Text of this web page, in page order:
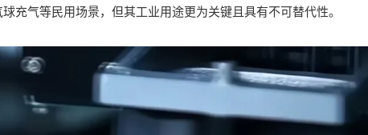
充气等民用场景，但其工业用途更为关键且具有不可替代性。